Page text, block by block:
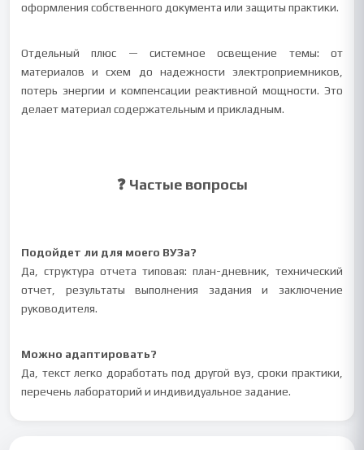
оформления собственного документа или защиты практики.
Отдельный плюс — системное освещение темы: от
материалов и схем до надежности электроприемников,
потерь энергии и компенсации реактивной мощности. Это
делает материал содержательным и прикладным.
❓ Частые вопросы
Подойдет ли для моего ВУЗа?
Да, структура отчета типовая: план-дневник, технический
отчет, результаты выполнения задания и заключение
руководителя.
Можно адаптировать?
Да, текст легко доработать под другой вуз, сроки практики,
перечень лабораторий и индивидуальное задание.